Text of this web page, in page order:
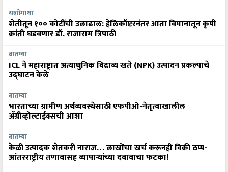
यशोगाथा
शेतीतून १०० कोटींची उलाढाल: हेलिकॉप्टरनंतर आता विमानातून कृषी
क्रांती घडवणार डॉ. राजाराम त्रिपाठी
बातम्या
ICL ने महाराष्ट्रात अत्याधुनिक विद्राव्य खते (NPK) उत्पादन प्रकल्पाचे
उद्घाटन केले
बातम्या
भारताच्या ग्रामीण अर्थव्यवस्थेसाठी एफपीओ-नेतृत्वाखालील
अ‍ॅग्रीव्होल्टाईक्सची आशा
बातम्या
केळी उत्पादक शेतकरी नाराज… लाखोंचा खर्च करूनही विक्री ठप्प-
आंतरराष्ट्रीय तणावासह व्यापाऱ्यांच्या दबावाचा फटका!